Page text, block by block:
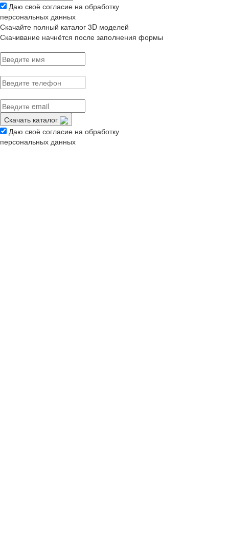
Даю своё согласие на обработку
персональных данных
Скачайте полный каталог 3D моделей
Скачивание начнётся после заполнения формы
Скачать каталог
Даю своё согласие на обработку
персональных данных